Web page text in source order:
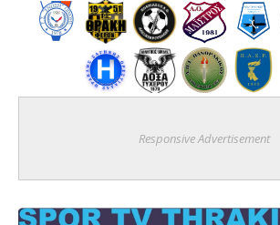
Responsive Advertisement